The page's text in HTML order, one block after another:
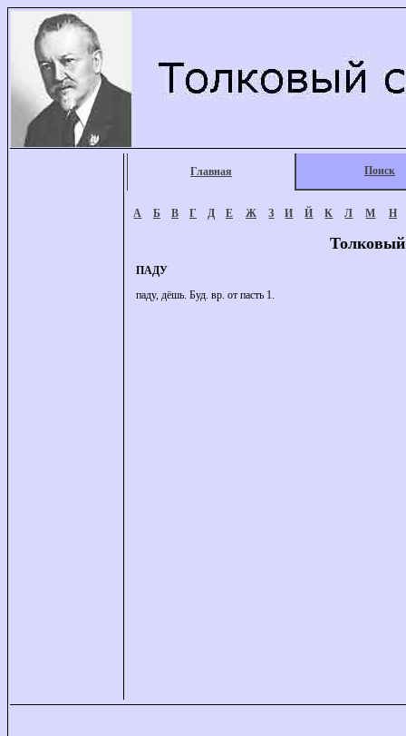
Главная Поиск
А Б В Г Д Е Ж З И Й К Л М Н
ПАДУ
паду, дёшь. Буд. вр. от пасть 1.